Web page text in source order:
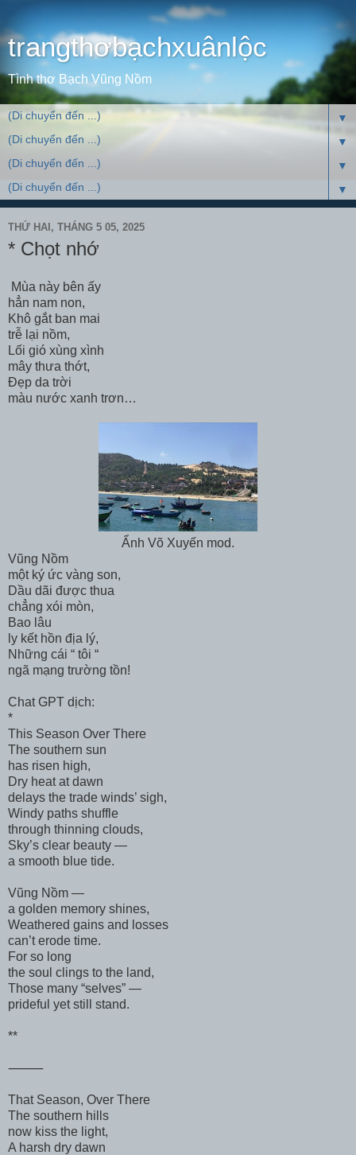
trangthơbạchxuânlộc
Tình thơ Bạch Vũng Nồm
▼
▼
▼
▼
THỨ HAI, THÁNG 5 05, 2025
* Chọt nhớ
Mùa này bên ấy
hẳn nam non,
Khô gắt ban mai
trễ lại nồm,
Lối gió xùng xình
mây thưa thớt,
Đẹp da trời
màu nước xanh trơn…
Ẩnh Võ Xuyến mod.
Vũng Nồm
một ký ức vàng son,
Dầu dãi được thua
chẳng xói mòn,
Bao lâu
ly kết hồn địa lý,
Những cái “ tôi “
ngã mạng trường tồn!
Chat GPT dịch:
*
This Season Over There
The southern sun
has risen high,
Dry heat at dawn
delays the trade winds’ sigh,
Windy paths shuffle
through thinning clouds,
Sky’s clear beauty —
a smooth blue tide.
Vũng Nồm —
a golden memory shines,
Weathered gains and losses
can’t erode time.
For so long
the soul clings to the land,
Those many “selves” —
prideful yet still stand.
**
⸻
That Season, Over There
The southern hills
now kiss the light,
A harsh dry dawn